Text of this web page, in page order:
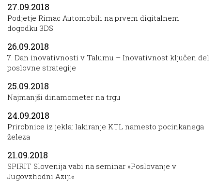
27.09.2018
Podjetje Rimac Automobili na prvem digitalnem
dogodku 3DS
26.09.2018
7. Dan inovativnosti v Talumu – Inovativnost ključen del
poslovne strategije
25.09.2018
Najmanjši dinamometer na trgu
24.09.2018
Prirobnice iz jekla: lakiranje KTL namesto pocinkanega
železa
21.09.2018
SPIRIT Slovenija vabi na seminar »Poslovanje v
Jugovzhodni Aziji«